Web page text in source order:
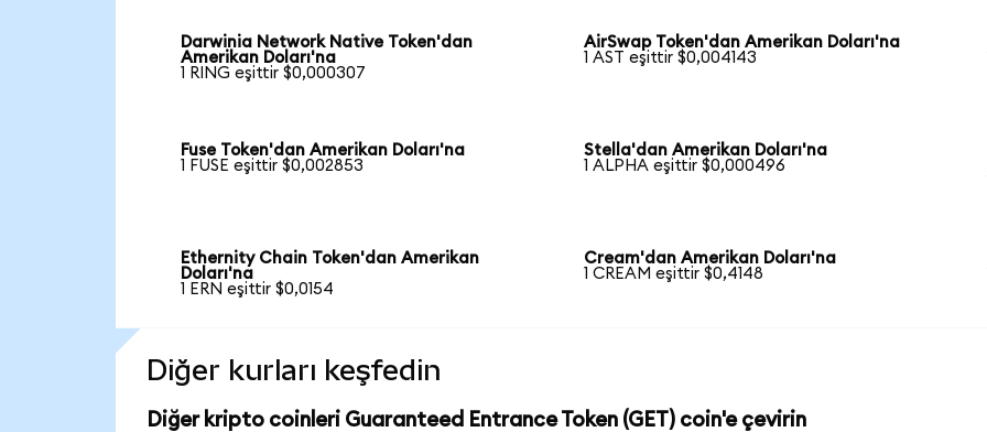
Darwinia Network Native Token'dan
Amerikan Doları'na
1 RING eşittir $0,000307
AirSwap Token'dan Amerikan Doları'na
1 AST eşittir $0,004143
Fuse Token'dan Amerikan Doları'na
1 FUSE eşittir $0,002853
Stella'dan Amerikan Doları'na
1 ALPHA eşittir $0,000496
Ethernity Chain Token'dan Amerikan
Doları'na
1 ERN eşittir $0,0154
Cream'dan Amerikan Doları'na
1 CREAM eşittir $0,4148
Diğer kurları keşfedin
Diğer kripto coinleri Guaranteed Entrance Token (GET) coin'e çevirin